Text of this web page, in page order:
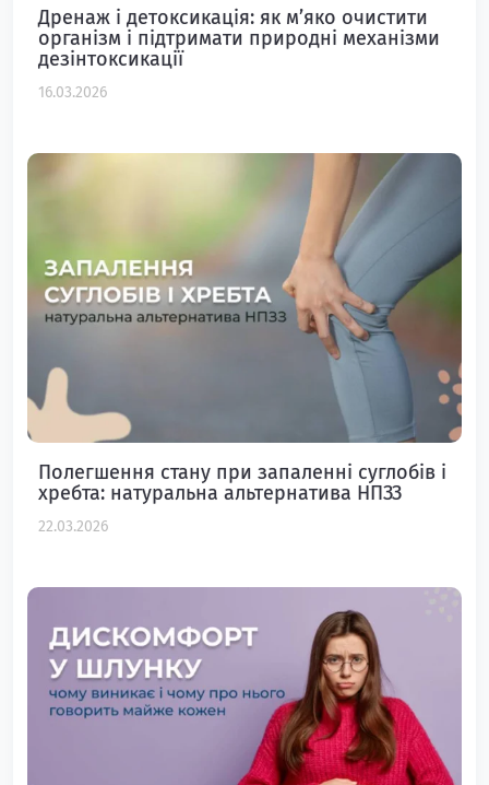
Дренаж і детоксикація: як м’яко очистити
організм і підтримати природні механізми
дезінтоксикації
16.03.2026
Полегшення стану при запаленні суглобів і
хребта: натуральна альтернатива НПЗЗ
22.03.2026